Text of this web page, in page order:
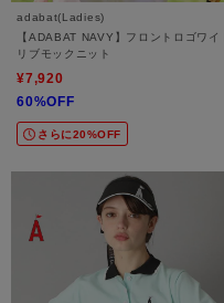
adabat(Ladies)
【ADABAT NAVY】フロントロゴワイ
リブモックニット
¥7,920
60%OFF
さらに20%OFF